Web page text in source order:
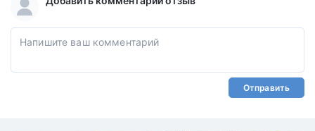
Отправить